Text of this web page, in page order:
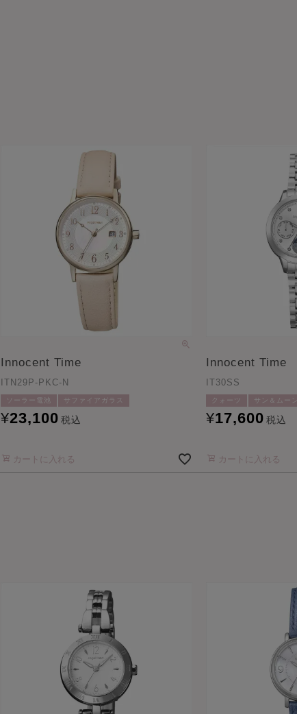
Innocent Time
ITN29P-PKC-N
ソーラー電池 サファイアガラス
¥23,100 税込
カートに入れる
Innocent Time
IT30SS
クォーツ サン＆ムーン
¥17,600 税込
カートに入れる